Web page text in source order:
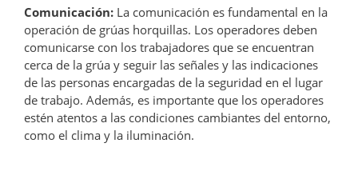
Comunicación: La comunicación es fundamental en la
operación de grúas horquillas. Los operadores deben
comunicarse con los trabajadores que se encuentran
cerca de la grúa y seguir las señales y las indicaciones
de las personas encargadas de la seguridad en el lugar
de trabajo. Además, es importante que los operadores
estén atentos a las condiciones cambiantes del entorno,
como el clima y la iluminación.